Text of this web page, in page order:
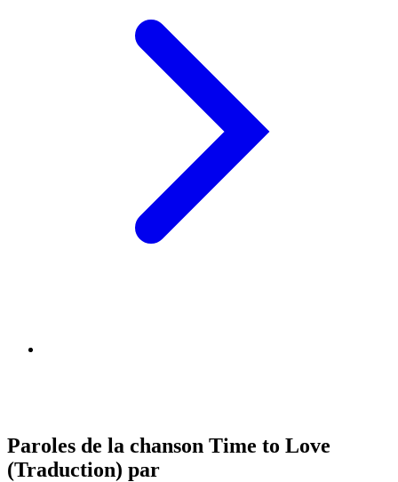
Paroles de la chanson Time to Love
(Traduction) par